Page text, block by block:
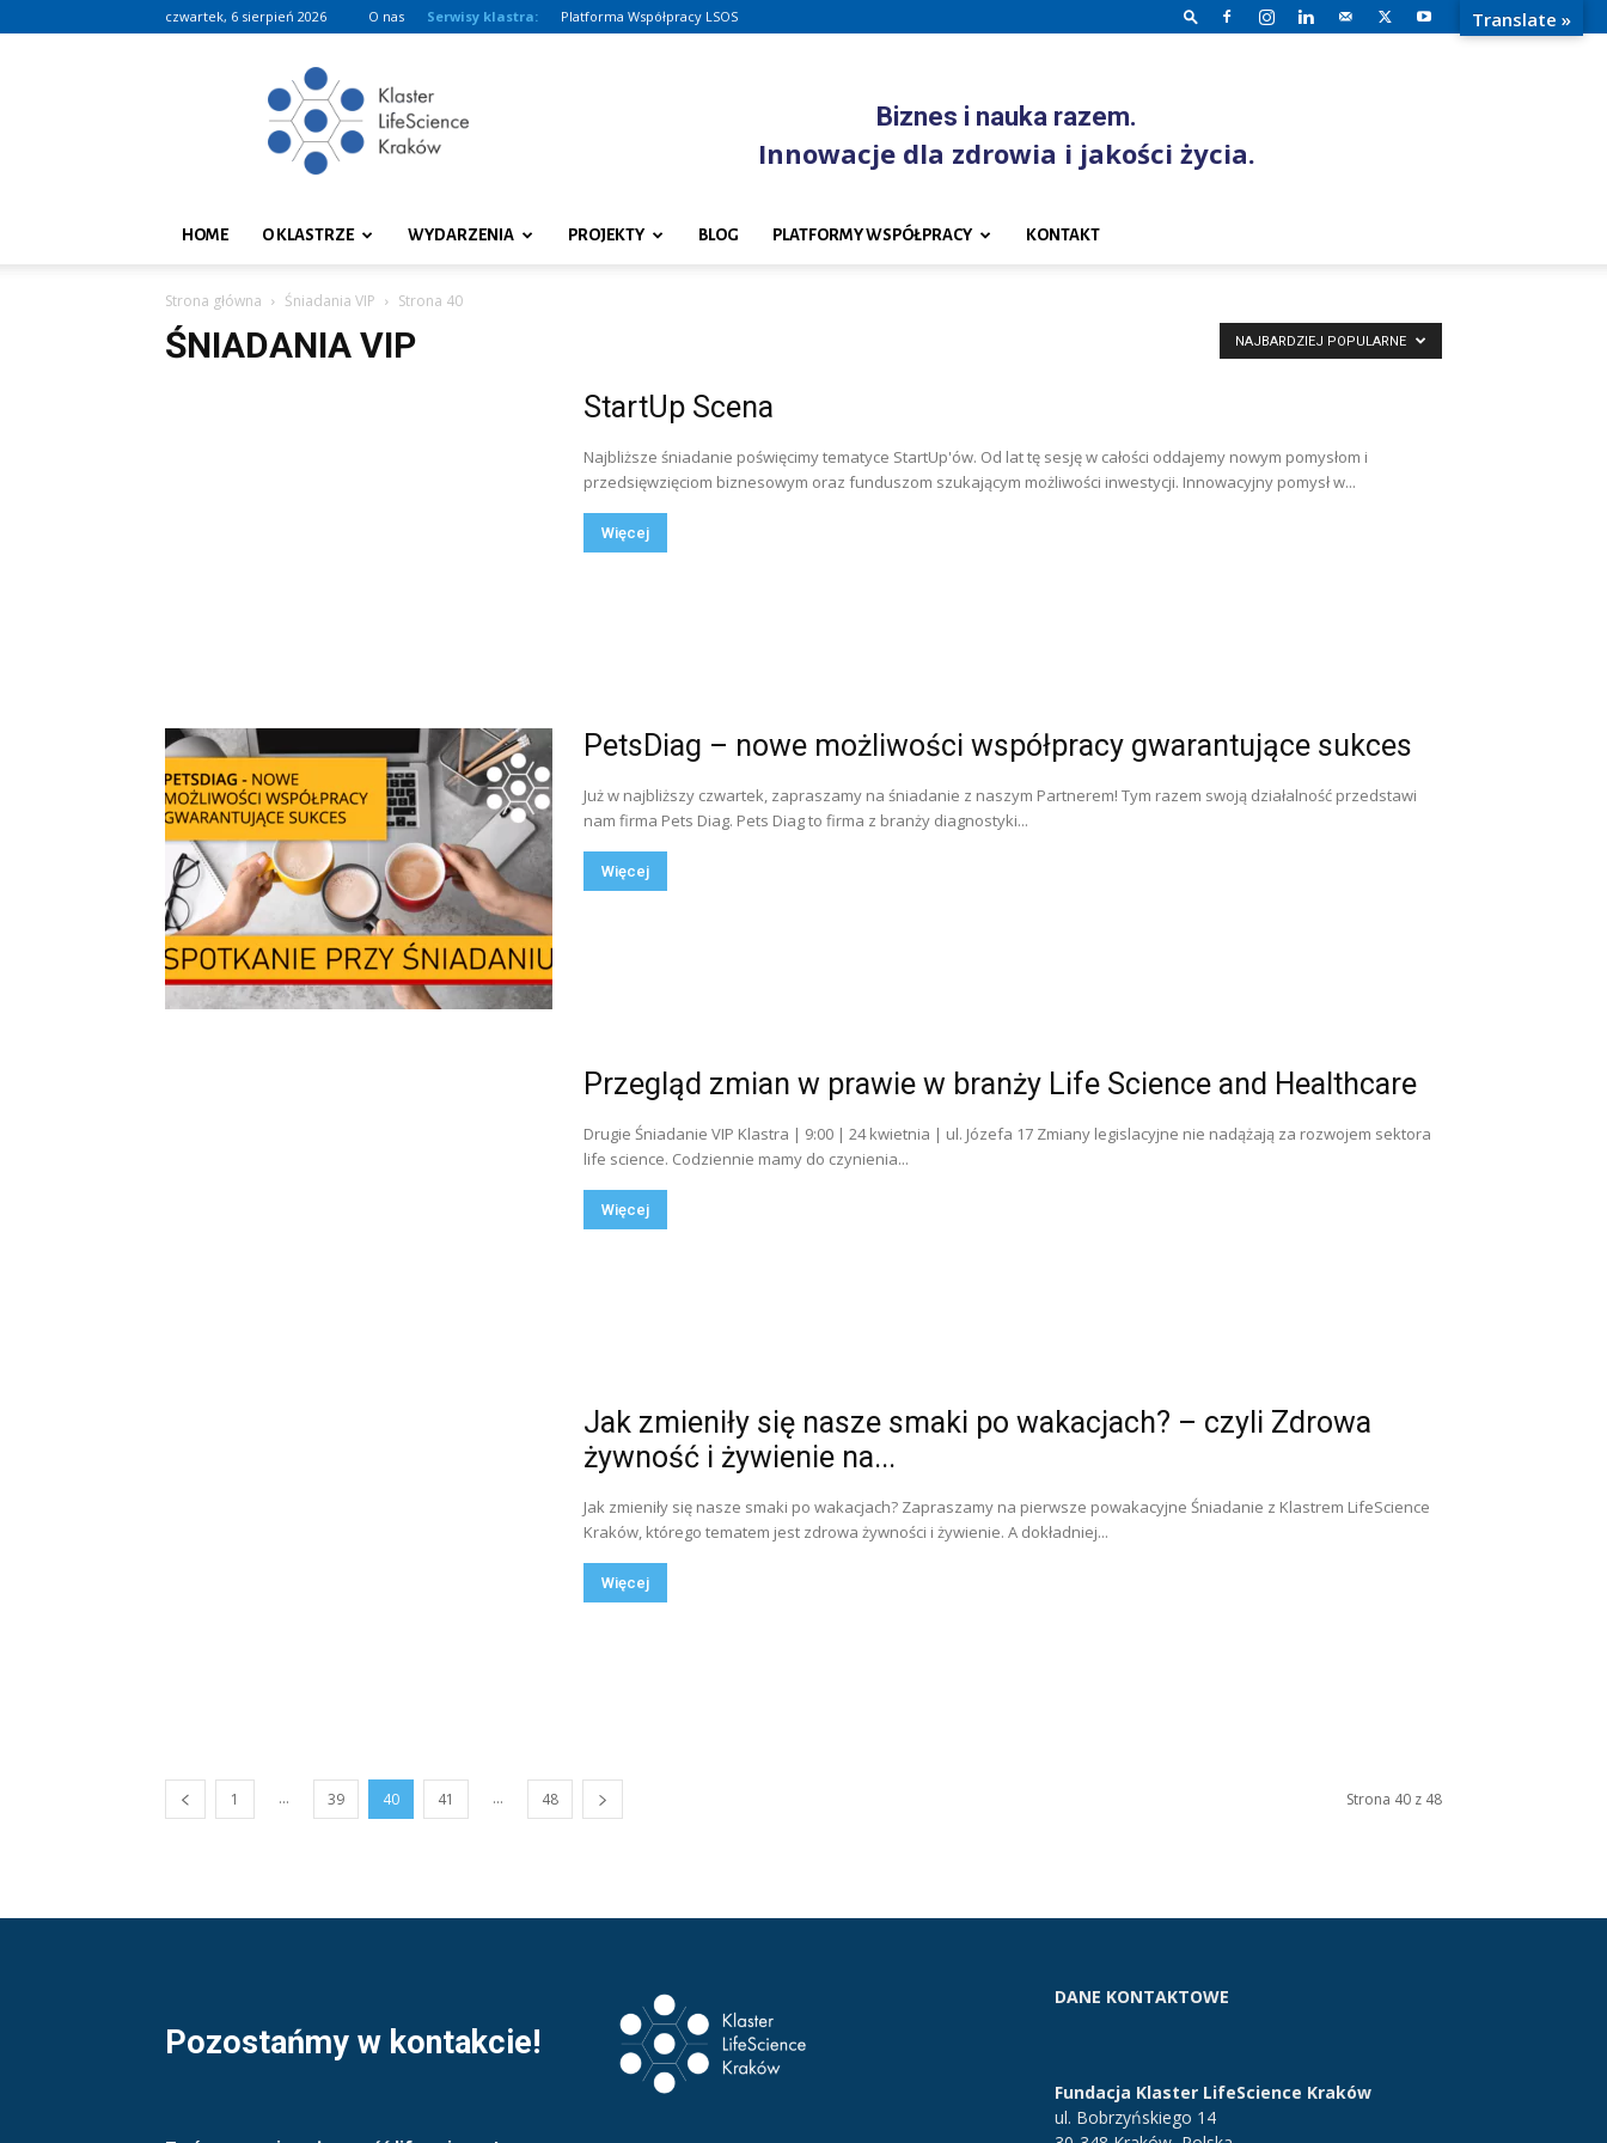
czwartek, 6 sierpień 2026 O nas Serwisy klastra: Platforma Współpracy LSOS
LifeScience
Kraków
Biznes i nauka razem.
Innowacje dla zdrowia i jakości życia.
HOME O KLASTRZE WYDARZENIA PROJEKTY BLOG PLATFORMY WSPÓŁPRACY KONTAKT
Strona główna Śniadania VIP Strona 40
ŚNIADANIA VIP NAJBARDZIEJ POPULARNE
StartUp Scena
Najbliższe śniadanie poświęcimy tematyce StartUp'ów. Od lat tę sesję w całości oddajemy nowym pomysłom i
przedsięwzięciom biznesowym oraz funduszom szukającym możliwości inwestycji. Innowacyjny pomysł w...
Więcej
PetsDiag – nowe możliwości współpracy gwarantujące sukces
Już w najbliższy czwartek, zapraszamy na śniadanie z naszym Partnerem! Tym razem swoją działalność przedstawi
nam firma Pets Diag. Pets Diag to firma z branży diagnostyki...
Więcej
Przegląd zmian w prawie w branży Life Science and Healthcare
Drugie Śniadanie VIP Klastra | 9:00 | 24 kwietnia | ul. Józefa 17 Zmiany legislacyjne nie nadążają za rozwojem sektora
life science. Codziennie mamy do czynienia...
Więcej
Jak zmieniły się nasze smaki po wakacjach? – czyli Zdrowa
żywność i żywienie na...
Jak zmieniły się nasze smaki po wakacjach? Zapraszamy na pierwsze powakacyjne Śniadanie z Klastrem LifeScience
Kraków, którego tematem jest zdrowa żywności i żywienie. A dokładniej...
Więcej
1 ... 39 40 41 ... 48 Strona 40 z 48
Pozostańmy w kontakcie!
DANE KONTAKTOWE
Fundacja Klaster LifeScience Kraków
ul. Bobrzyńskiego 14
Translate »